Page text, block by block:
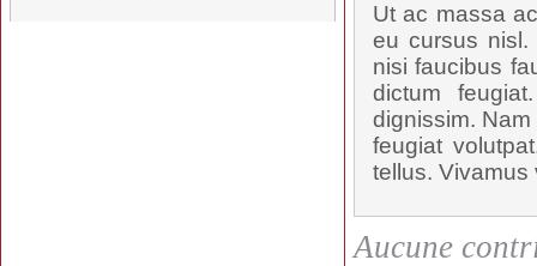
Ut ac massa
eu cursus nisl.
nisi faucibus
dictum
dignissim.
feugiat
tellus. Vivamus
Aucune